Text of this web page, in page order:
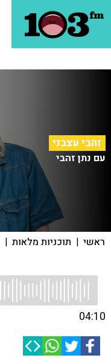
זהבי עצבני
עם נתן זהבי
ראשי | תוכניות מלאות |
04:10